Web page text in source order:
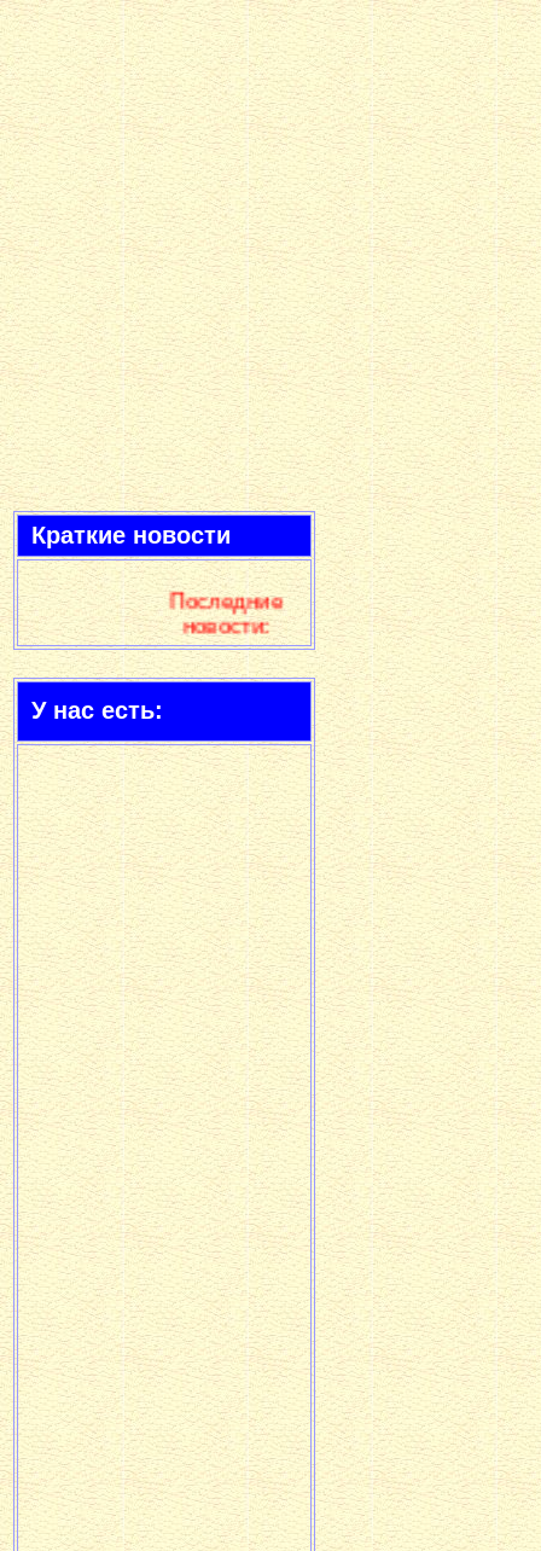
Краткие новости
Последние
новости:
Вышел
второй номер
Вышел
раздел
"Достать до
звёзд"
У нас есть: